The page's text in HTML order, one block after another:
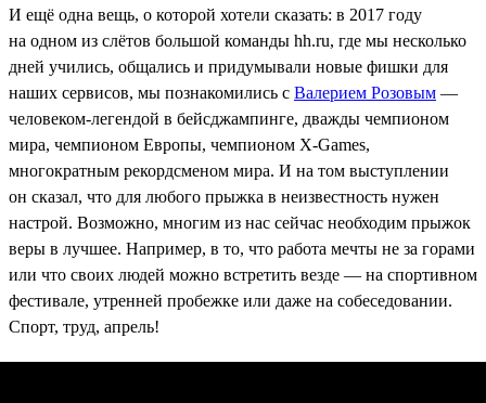
И ещё одна вещь, о которой хотели сказать: в 2017 году
на одном из слётов большой команды hh.ru, где мы несколько
дней учились, общались и придумывали новые фишки для
наших сервисов, мы познакомились с Валерием Розовым —
человеком-легендой в бейсджампинге, дважды чемпионом
мира, чемпионом Европы, чемпионом X-Games,
многократным рекордсменом мира. И на том выступлении
он сказал, что для любого прыжка в неизвестность нужен
настрой. Возможно, многим из нас сейчас необходим прыжок
веры в лучшее. Например, в то, что работа мечты не за горами
или что своих людей можно встретить везде — на спортивном
фестивале, утренней пробежке или даже на собеседовании.
Спорт, труд, апрель!